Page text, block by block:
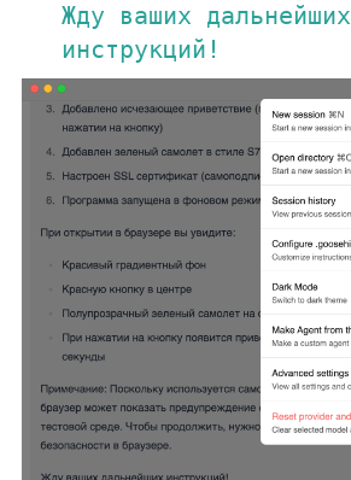
Жду ваших дальнейших
инструкций!